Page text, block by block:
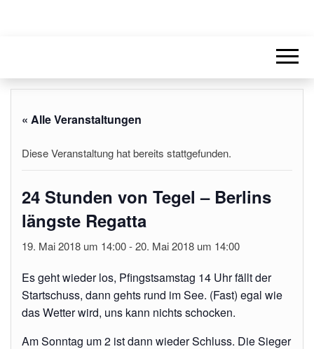
« Alle Veranstaltungen
Diese Veranstaltung hat bereits stattgefunden.
24 Stunden von Tegel – Berlins
längste Regatta
19. Mai 2018 um 14:00-20. Mai 2018 um 14:00
Es geht wieder los, Pfingstsamstag 14 Uhr fällt der
Startschuss, dann gehts rund im See. (Fast) egal wie
das Wetter wird, uns kann nichts schocken.
Am Sonntag um 2 ist dann wieder Schluss. Die Sieger